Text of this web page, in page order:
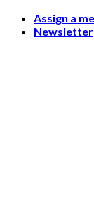
Skip
Assign a
Newsletter